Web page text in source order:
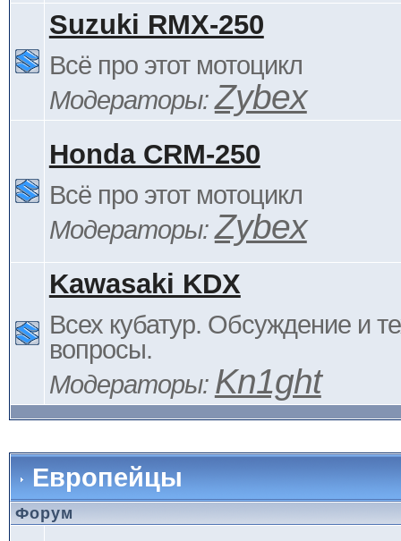
Suzuki RMX-250
Всё про этот мотоцикл
Модераторы:Zybex
Honda CRM-250
Всё про этот мотоцикл
Модераторы:Zybex
Kawasaki KDX
Всех кубатур. Обсуждение и
вопросы.
Модераторы: Kn1ght
Европейцы
Форум